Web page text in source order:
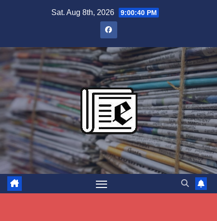
Sat. Aug 8th, 2026 9:00:41 PM